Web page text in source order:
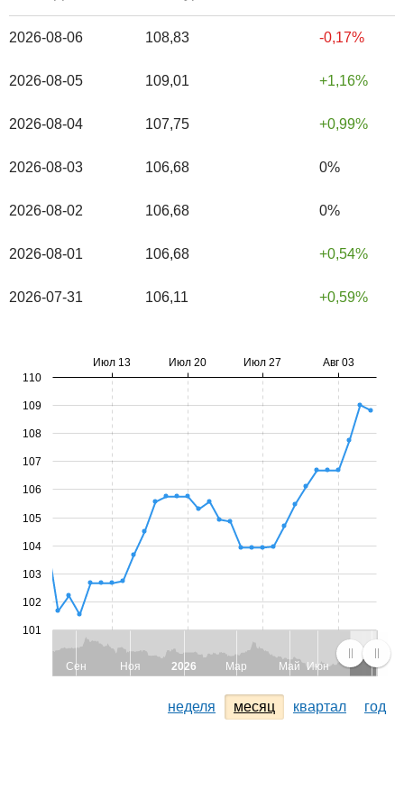
2026-08-06 108,83 -0,17%
2026-08-05 109,01 1,16%
2026-08-04 107,75 0,99%
2026-08-03 106,68 0%
2026-08-02 106,68 0%
2026-08-01 106,68 0,54%
2026-07-31 106,11 0,59%
Сен Ноя 2026 Мар Май Июн
Июл 13 Июл 20 Июл 27 Авг 03
101
102
103
104
105
106
107
108
109
110
неделя месяц квартал год